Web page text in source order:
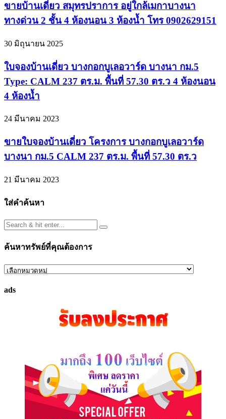
ขายบ้านเดี่ยว สมุทรปราการ อยู่ใกล้เมกาบางนา
ทางด่วน 2 ชั้น 4 ห้องนอน 3 ห้องน้ำ โทร 0902629151
30 มิถุนายน 2025
ใบจองบ้านเดี่ยว บางกอกบูเลอวาร์ด บางนา กม.5
Type: CALM 237 ตร.ม. พื้นที่ 57.30 ตร.ว 4 ห้องนอน
4 ห้องน้ำ
24 มีนาคม 2023
ขายใบจองบ้านเดี่ยว โครงการ บางกอกบูเลอวาร์ด
บางนา กม.5 CALM 237 ตร.ม. พื้นที่ 57.30 ตร.ว
21 มีนาคม 2023
ใส่คำค้นหา
ค้นหาทรัพย์ที่คุณต้องการ
ค้นหา
ที่
ads